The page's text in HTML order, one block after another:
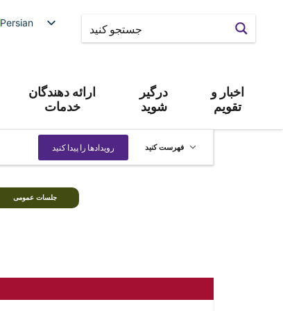
Persian
ارائه دهندگان
خدمات
درگیر
شوید
اخبار و
تقویم
رویدادها را پیدا کنید
Views
فهرست کنید
جلسات عمومی